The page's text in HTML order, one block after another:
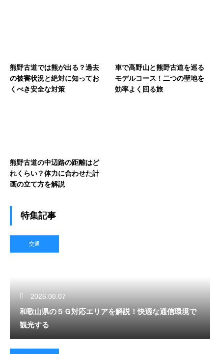
熊野古道では熊が出る？過去
の被害状況と絶対に知ってお
くべき安全な対策
車で高野山と熊野古道を巡る
モデルコース！二つの聖地を
効率よく回る旅
熊野古道の中辺路の距離はど
れくらい？体力に合わせた計
画の立て方を解説
特集記事
交通
2026.08.07
和歌山県の５Ｇ対応エリアを解説！快適な通信環境で
観光する